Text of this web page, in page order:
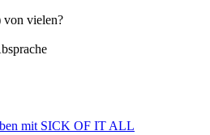
von vielen?
mit SICK OF IT ALL